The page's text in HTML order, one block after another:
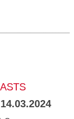
14.03.2024